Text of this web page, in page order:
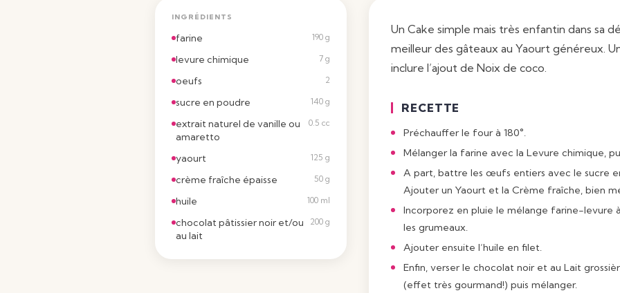
INGRÉDIENTS
farine 190 g
levure chimique 7 g
oeufs 2
sucre en poudre 140 g
extrait naturel de vanille ou
amaretto
0.5 cc
yaourt 125 g
crème fraîche épaisse 50 g
huile 100 ml
chocolat pâtissier noir et/ou
au lait
200 g
Un Cake simple mais très enfantin dans sa
meilleur des gâteaux auYaourt généreux.
inclure l’ajout de Noix de coco.
RECETTE
Préchauffer le four à 180°.
Mélanger la farine avec la Levure chimique,
A part, battre les œufs entiers avec le sucre
Ajouter unYaourt et la Crème fraîche, bien
Incorporez en pluie le mélange farine-levure
les grumeaux.
Ajouter ensuite l’huile en filet.
Enfin, verser le chocolat noir et au Lait
(effet très gourmand!) puis mélanger.